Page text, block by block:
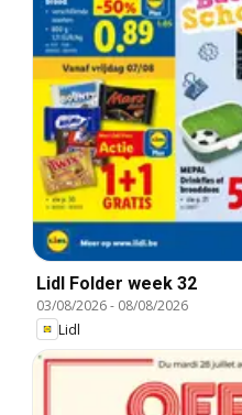
Lidl Folder week 32
03/08/2026- 08/08/2026
Lidl